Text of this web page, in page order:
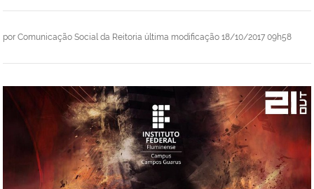
por Comunicação Social da Reitoria última modificação 18/10/2017 09h58